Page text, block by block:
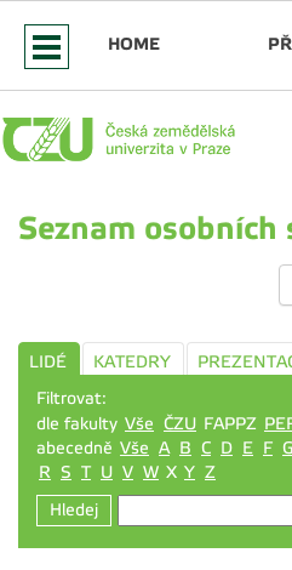
HOME
Seznam osobních
LIDÉ KATEDRY
Filtrovat:
dle fakulty Vše ČZU FAPPZ
abecedně Vše A B C D E F G
R S T U V W X Y Z
Hledej